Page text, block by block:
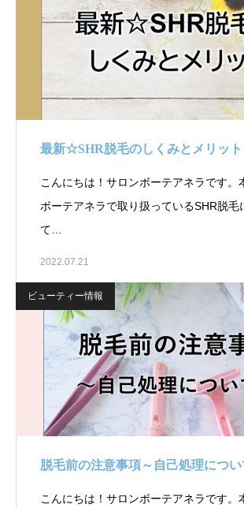
最新☆SHR脱毛のしくみとメリット￼
こんにちは！サロンボーテアネラです。
ボーテアネラで取り扱っているSHR脱毛
て…
2022.07.21
ビューティー情報
脱毛前の注意事項～自己処理につい
こんにちは！サロンボーテアネラです。